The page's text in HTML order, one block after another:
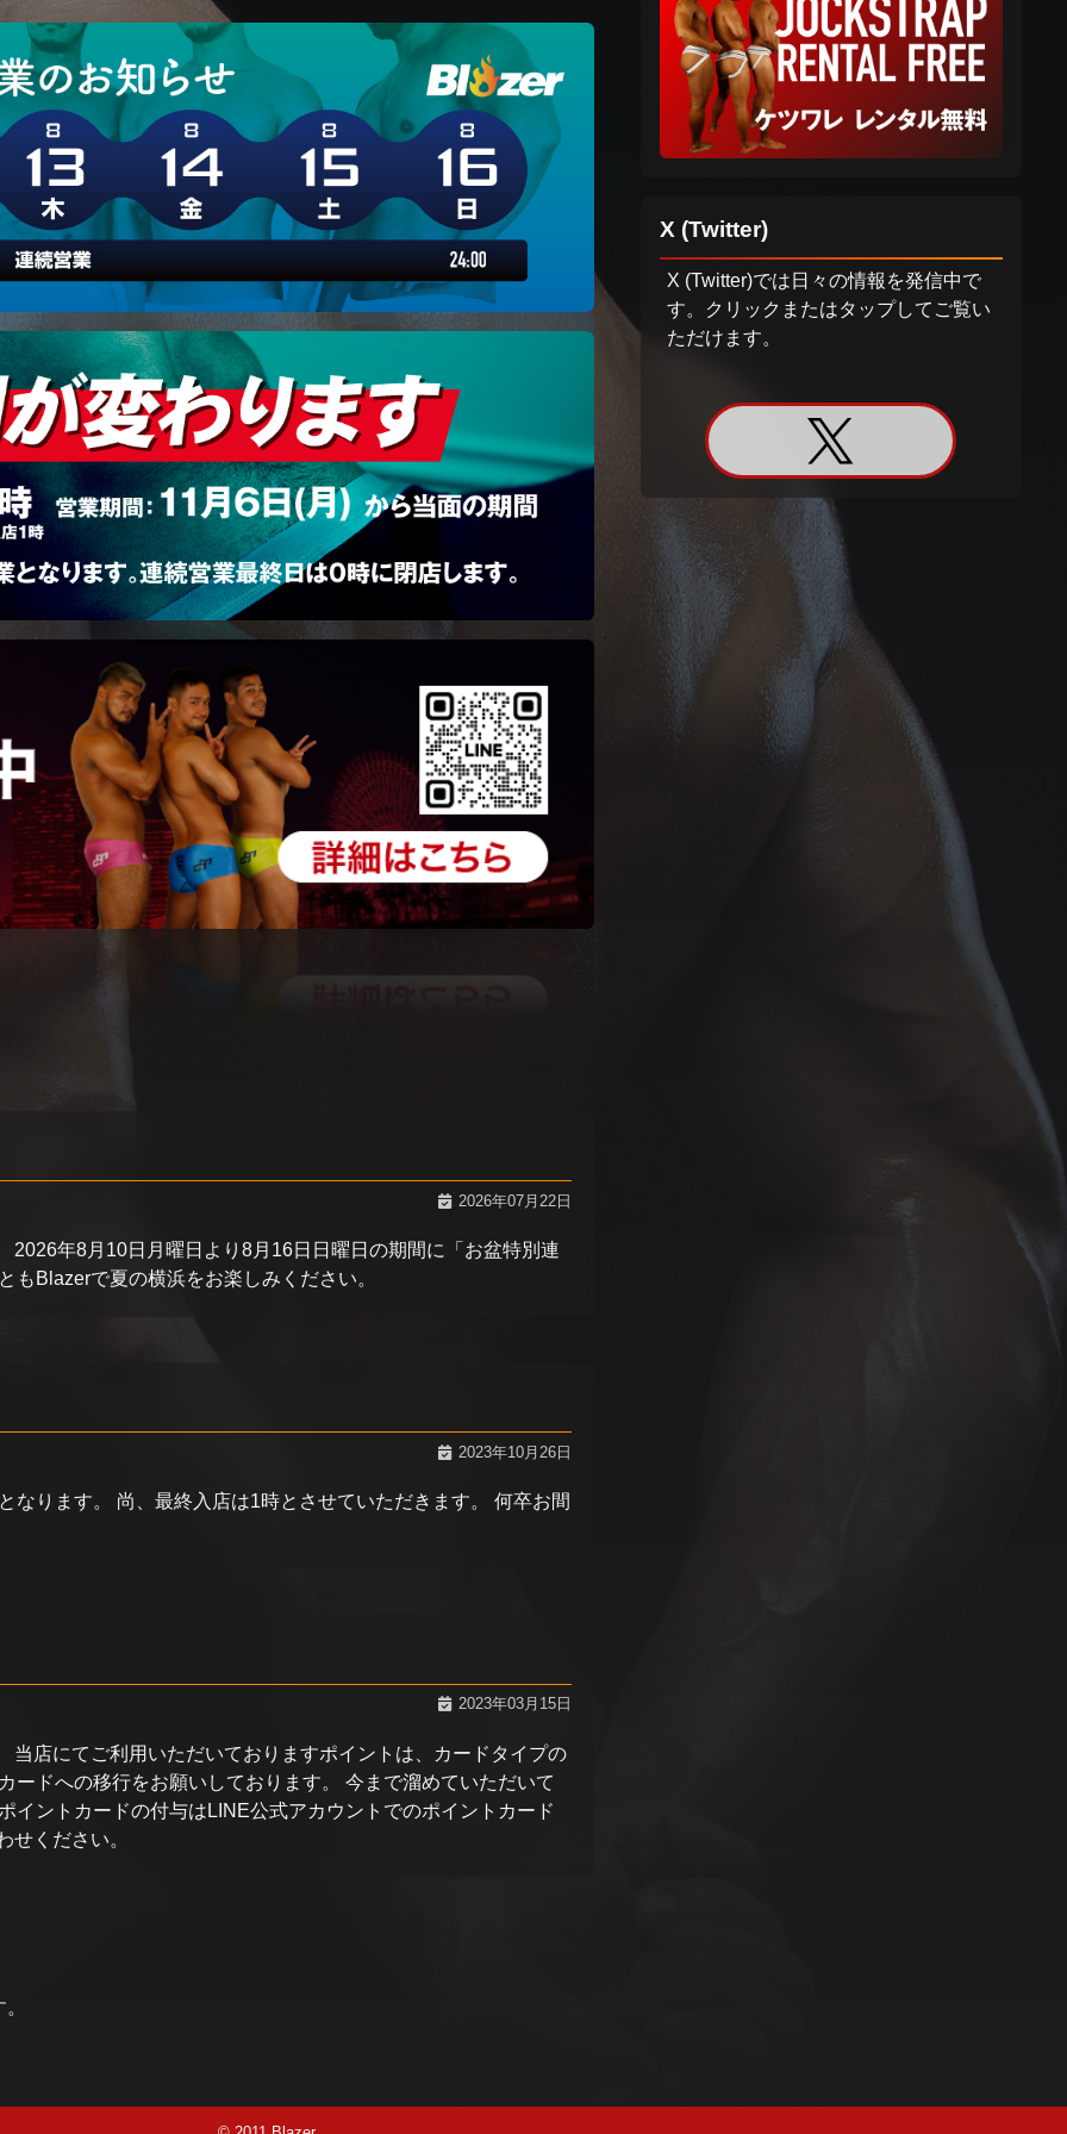
2026年07月22日
年8月10日月曜日より8月16日日曜日の期間に「お盆特別連
Blazerで夏の横浜をお楽しみください。
2023年10月26日
ります。 尚、最終入店は1時とさせていただきます。 何卒お間
2023年03月15日
店にてご利用いただいておりますポイントは、カードタイプの
ドへの移行をお願いしております。 今まで溜めていただいて
イントカードの付与はLINE公式アカウントでのポイントカード
ください。
X (Twitter)
X (Twitter)では日々の情報を発信中で
す。クリックまたはタップしてご覧い
ただけます。